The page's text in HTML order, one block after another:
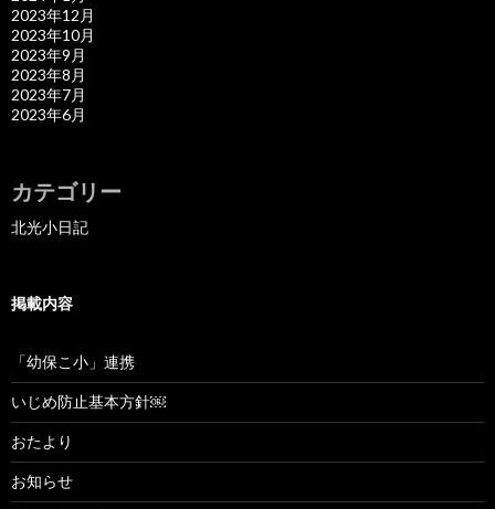
2023年12月
2023年10月
2023年9月
2023年8月
2023年7月
2023年6月
カテゴリー
北光小日記
掲載内容
「幼保こ小」連携
いじめ防止基本方針￼
おたより
お知らせ